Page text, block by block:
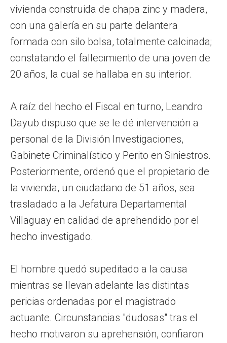
vivienda construida de chapa zinc y madera,
con una galería en su parte delantera
formada con silo bolsa, totalmente calcinada;
constatando el fallecimiento de una joven de
20 años, la cual se hallaba en su interior.
A raíz del hecho el Fiscal en turno, Leandro
Dayub dispuso que se le dé intervención a
personal de la División Investigaciones,
Gabinete Criminalístico y Perito en Siniestros.
Posteriormente, ordenó que el propietario de
la vivienda, un ciudadano de 51 años, sea
trasladado a la Jefatura Departamental
Villaguay en calidad de aprehendido por el
hecho investigado.
El hombre quedó supeditado a la causa
mientras se llevan adelante las distintas
pericias ordenadas por el magistrado
actuante. Circunstancias "dudosas" tras el
hecho motivaron su aprehensión, confiaron